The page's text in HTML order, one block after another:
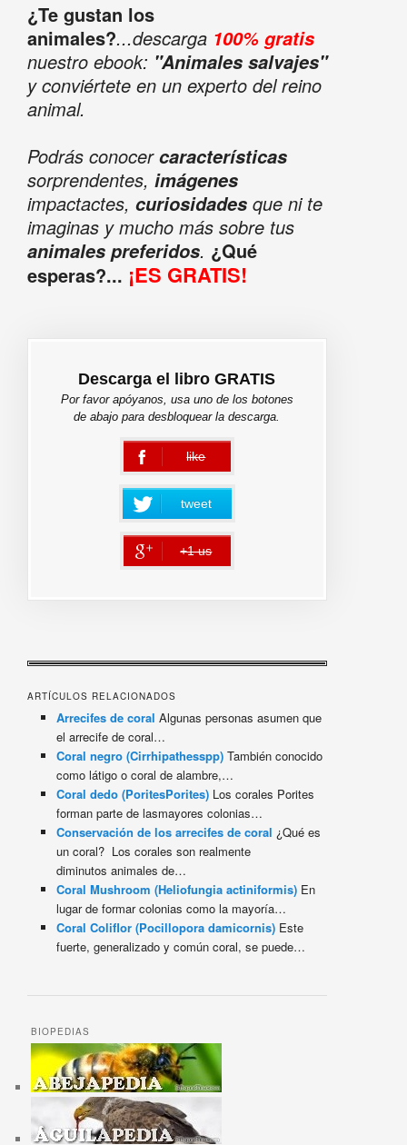
¿Te gustan los
animales?...descarga 100% gratis
nuestro ebook: "Animales salvajes"
y conviértete en un experto del reino
animal.
Podrás conocercaracterísticas
sorprendentes, imágenes
impactactes, curiosidadesque ni te
imaginas y mucho más sobre tus
animales preferidos. ¿Qué
esperas?... ¡ES GRATIS!
Descarga el libro GRATIS
Por favor apóyanos, usa uno de los botones
de abajo para desbloquear la descarga.
like
error
tweet
+1 us
error
ARTÍCULOS RELACIONADOS
Arrecifes de coral Algunas personas asumen que
el arrecife de coral…
Coral negro (Cirrhipathesspp) También conocido
como látigo o coral de alambre,…
Coral dedo (PoritesPorites) Los corales Porites
forman parte de lasmayores colonias…
Conservación de los arrecifes de coral ¿Qué es
un coral? Los corales son realmente
diminutos animales de…
Coral Mushroom (Heliofungia actiniformis) En
lugar de formar colonias como la mayoría…
Coral Coliflor (Pocillopora damicornis) Este
fuerte, generalizado y común coral, se puede…
BIOPEDIAS